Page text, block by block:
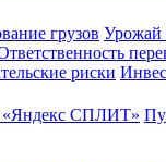
грузов Урожай
риски
«Яндекс СПЛИТ»